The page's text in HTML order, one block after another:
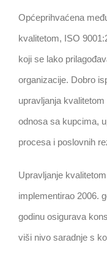
Općeprihvaćena
kvalitetom, ISO
koji se lako
organizacije. Dobro
upravljanja
odnosa sa kupcima,
procesa i poslovnih
Upravljanje
implementirao 2006.
godinu osigurava
viši nivo saradnje s